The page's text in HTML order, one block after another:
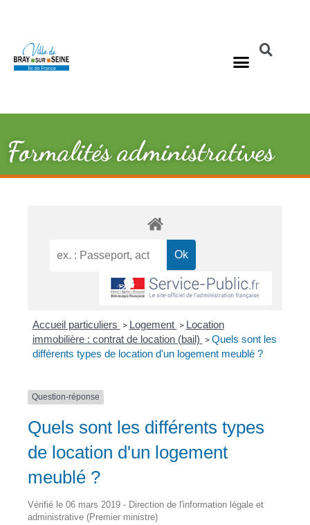
Formalités administratives
Accueil particuliers > Logement > Location
immobilière : contrat de location (bail) > Quels sont les
différents types de location d'un logement meublé ?
Question-réponse
Quels sont les différents types
de location d'un logement
meublé ?
Vérifié le 06 mars 2019 - Direction de l'information légale et
administrative (Premier ministre)